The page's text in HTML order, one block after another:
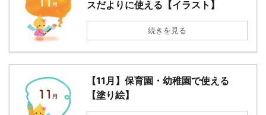
スだよりに使える【イラスト】
続きを見る
【11月】保育園・幼稚園で使える
【塗り絵】